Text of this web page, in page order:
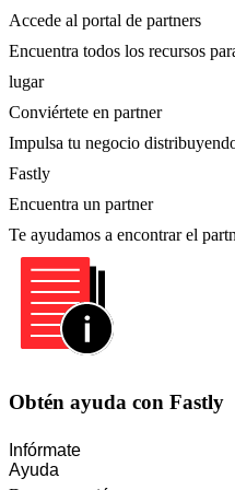
Accede al portal de partners
Encuentra todos los recursos
lugar
Conviértete en partner
Impulsa tu negocio
Fastly
Encuentra un partner
Te ayudamos a encontrar el
Obtén ayuda con Fastly
Infórmate
Ayuda